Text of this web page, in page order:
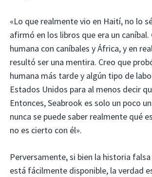
«Lo que realmente vio en Haití, no lo
afirmó en los libros que era un caníbal.
humana con caníbales y África, y en
resultó ser una mentira. Creo que
humana más tarde y algún tipo de
Estados Unidos para al menos decir
Entonces, Seabrook es solo un poco
nunca se puede saber realmente qué
no es cierto con él».
Perversamente, si bien la historia
está fácilmente disponible, la verdad